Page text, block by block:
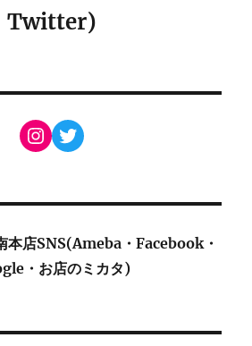
Twitter)
Instagram
Twitter
本店SNS(Ameba・Facebook・
・お店のミカタ)